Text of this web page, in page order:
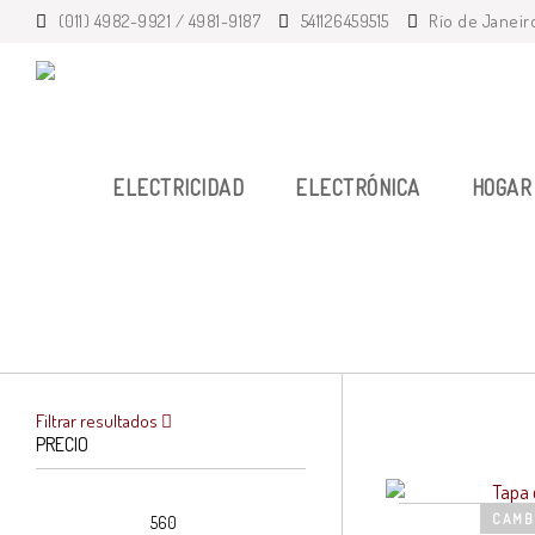
(011) 4982-9921 / 4981-9187 541126459515 Río de
ELECTRICIDAD ELECTRÓNICA
Filtrar resultados
PRECIO
Precio